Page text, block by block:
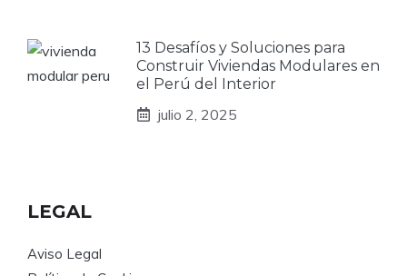
13 Desafíos y Soluciones para
Construir Viviendas Modulares en
el Perú del Interior
julio 2, 2025
LEGAL
Aviso Legal